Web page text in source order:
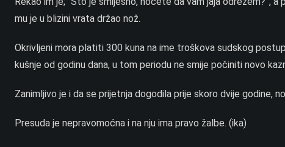
mu je u blizini vrata držao nož.
Okrivljeni mora platiti 300 kuna na ime troškova sudskog
kušnje od godinu dana, u tom periodu ne smije počiniti novo
Zanimljivo je i da se prijetnja dogodila prije skoro dvije godine,
Presuda je nepravomoćna i na nju ima pravo žalbe. (ika)